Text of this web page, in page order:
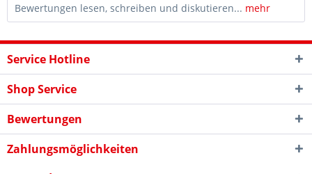
Bewertungen lesen, schreiben und diskutieren... mehr
Service Hotline
Shop Service
Bewertungen
Zahlungsmöglichkeiten